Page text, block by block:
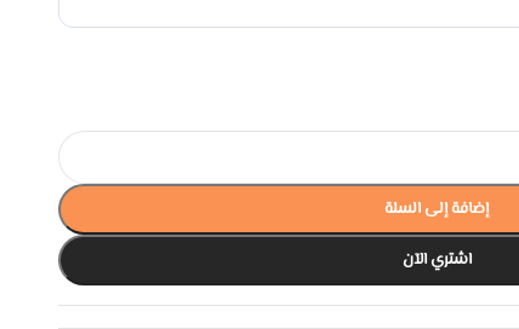
إضافة إلى السلة
اشتري الآن